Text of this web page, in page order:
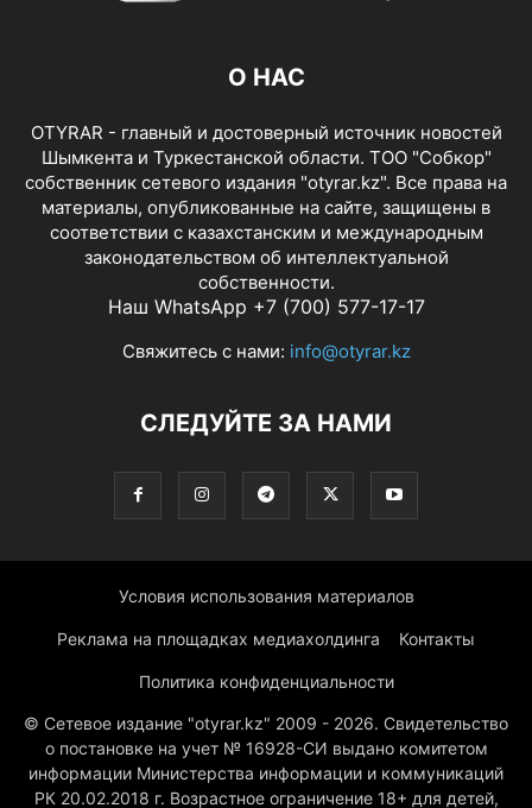
О НАС
OTYRAR - главный и достоверный источник новостей
Шымкента и Туркестанской области. ТОО "Собкор"
собственник сетевого издания "otyrar.kz". Все права на
материалы, опубликованные на сайте, защищены в
соответствии с казахстанским и международным
законодательством об интеллектуальной
собственности.
Наш WhatsApp +7 (700) 577-17-17
Свяжитесь с нами: info@otyrar.kz
СЛЕДУЙТЕ ЗА НАМИ
Условия использования материалов
Реклама на площадках медиахолдинга Контакты
Политика конфиденциальности
© Сетевое издание "otyrar.kz" 2009 - 2026. Свидетельство
о постановке на учет № 16928-СИ выдано комитетом
информации Министерства информации и коммуникаций
РК 20.02.2018 г. Возрастное ограничение 18+ для детей,